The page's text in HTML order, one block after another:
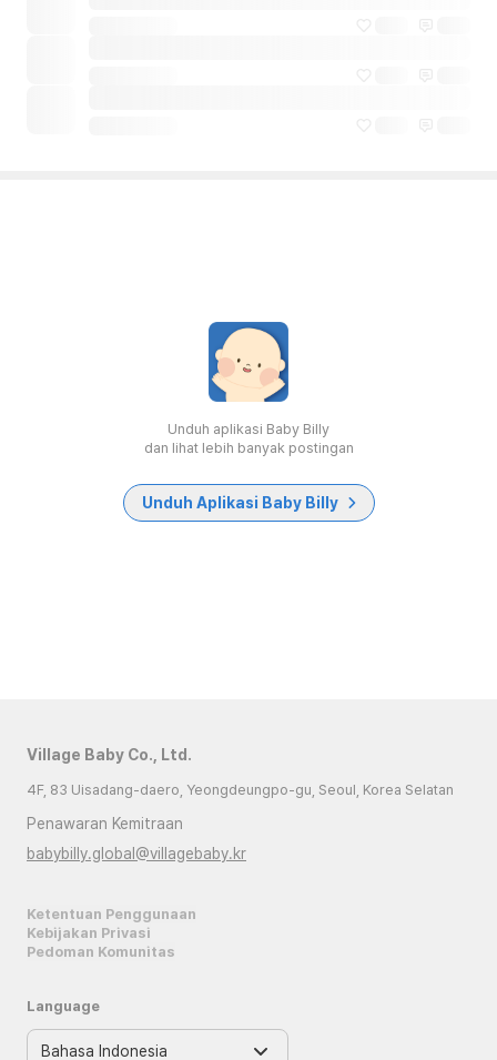
Unduh aplikasi Baby Billy
dan lihat lebih banyak postingan
Unduh Aplikasi Baby Billy
Village Baby Co., Ltd.
4F, 83 Uisadang-daero, Yeongdeungpo-gu, Seoul, Korea Selatan
Penawaran Kemitraan
babybilly.global@villagebaby.kr
Ketentuan Penggunaan
Kebijakan Privasi
Pedoman Komunitas
Language